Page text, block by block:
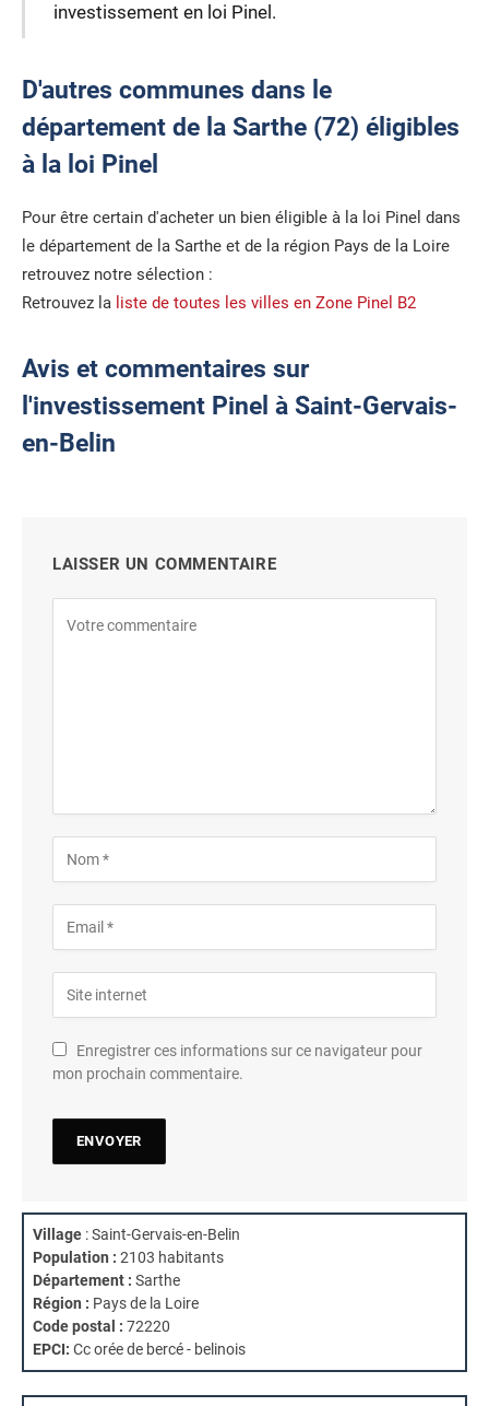
investissement en loi Pinel.
D'autres communes dans le
département de la Sarthe (72) éligibles
à la loi Pinel
Pour être certain d'acheter un bien éligible à la loi Pinel dans
le département de la Sarthe et de la région Pays de la Loire
retrouvez notre sélection :
Retrouvez la liste de toutes les villes en Zone Pinel B2
Avis et commentaires sur
l'investissement Pinel à Saint-Gervais-
en-Belin
LAISSER UN COMMENTAIRE
Enregistrer ces informations sur ce navigateur pour
mon prochain commentaire.
Village : Saint-Gervais-en-Belin
Population : 2103 habitants
Département : Sarthe
Région : Pays de la Loire
Code postal : 72220
EPCI: Cc orée de bercé - belinois